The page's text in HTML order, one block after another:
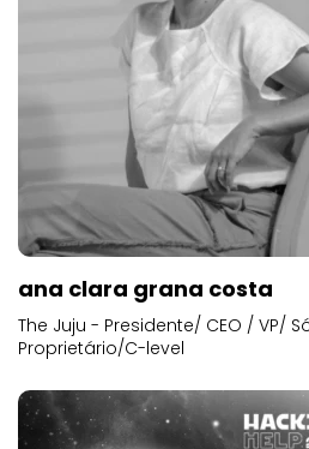
ana clara grana costa
The Juju - Presidente/ CEO / VP/
Proprietário/C-level